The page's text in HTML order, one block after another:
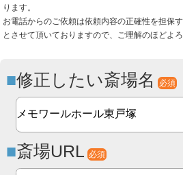
ります。
お電話からのご依頼は依頼内容の正確性を担保
とさせて頂いておりますので、ご理解のほどよ
修正したい斎場名 必須
斎場URL 必須